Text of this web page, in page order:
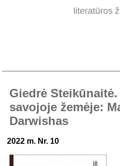
literatūros
Giedrė
savojoje žemėje:
Darwishas
2022 m. Nr. 10